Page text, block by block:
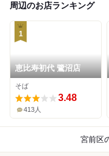
周辺のお店ランキング
1
恵比寿初代 鷺沼店
そば
3.48
413人
宮前区